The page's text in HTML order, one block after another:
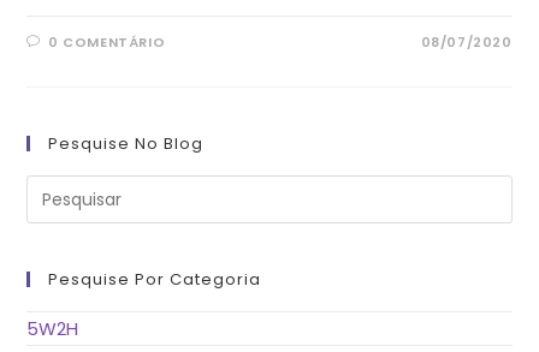
0 COMENTÁRIO 08/07/2020
Pesquise No Blog
Pesquise Por Categoria
5W2H